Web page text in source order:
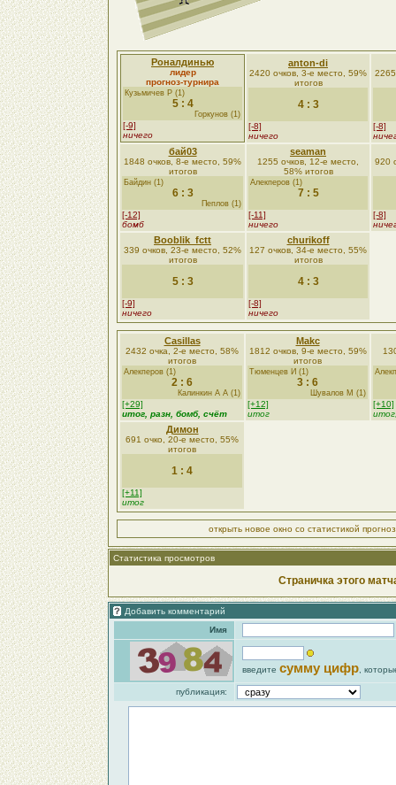
Роналдинью
лидер
прогноз-турнира
Кузьмичев Р (1)
5 : 4
Горкунов (1)
[-9]
ничего
anton-di
2420 очков, 3-е место, 59%
итогов
4 : 3
[-8]
ничего
[-8]
бай03
1848 очков, 8-е место, 59%
итогов
Байдин (1)
6 : 3
Пеплов (1)
[-12]
бомб
seaman
1255 очков, 12-е место,
58% итогов
Алекперов (1)
7 : 5
[-11]
ничего
920
[-8]
Booblik_fctt
339 очков, 23-е место, 52%
итогов
5 : 3
[-9]
ничего
churikoff
127 очков, 34-е место, 55%
итогов
4 : 3
[-8]
ничего
Casillas
2432 очка, 2-е место, 58%
итогов
Алекперов (1)
2 : 6
Калинкин А А (1)
[+29]
итог, разн, бомб, счёт
Makc
1812 очков, 9-е место, 59%
итогов
Тюменцев И (1)
3 : 6
Шувалов М (1)
[+12]
итог
[+10]
Димон
691 очко, 20-е место, 55%
итогов
1 : 4
[+11]
итог
открыть новое окно со статистикой
Статистика просмотров
Страничка этого
Добавить комментарий
Имя
введите сумму цифр ,
публикация: